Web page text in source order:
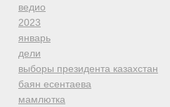
ведио
2023
январь
дели
выборы президента казахстан
баян есентаева
мамлютка